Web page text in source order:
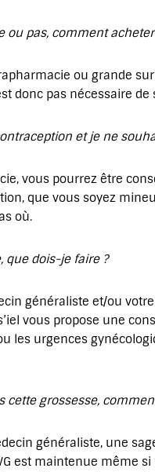
ou pas, comment
ou grande
donc pas nécessaire
et je ne
vous pourrez être
que vous soyez
où.
que dois-je faire ?
généraliste et/ou
vous propose une
les urgences
cette grossesse,
généraliste, une
est maintenue même